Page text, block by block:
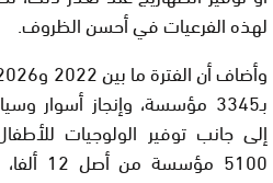
لهذه الفرعيات في أحسن الظروف.
إلى جانب توفير الولوجيات